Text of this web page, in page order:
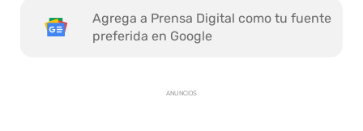
Agrega a Prensa Digital como tu fuente
preferida en Google
ANUNCIOS